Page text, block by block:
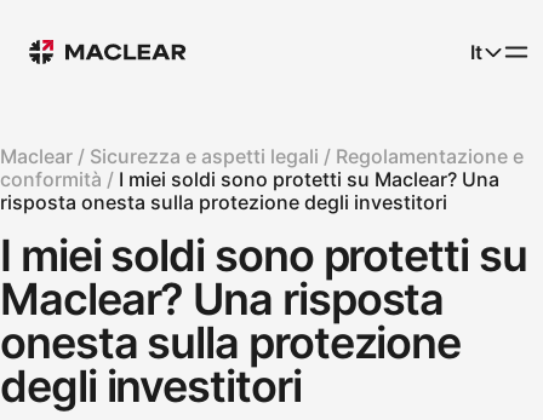
It
Maclear / Sicurezza e aspetti legali / Regolamentazione e
conformità / I miei soldi sono protetti su Maclear? Una
risposta onesta sulla protezione degli investitori
I miei soldi sono protetti su
Maclear? Una risposta
onesta sulla protezione
degli investitori